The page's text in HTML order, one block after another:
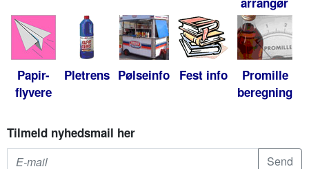
Papir-
flyvere
Pletrens Pølseinfo Fest info
Promille
beregning
Tilmeld nyhedsmail her